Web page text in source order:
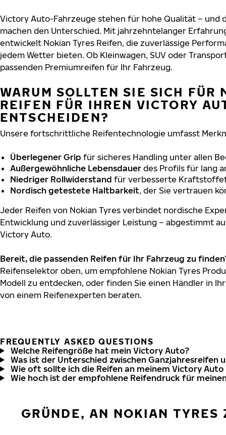
Victory Auto-Fahrzeuge stehen für hohe Qualität – und
machen den Unterschied. Mit jahrzehntelanger
entwickelt Nokian Tyres Reifen, die zuverlässige
jedem Wetter bieten. Ob Kleinwagen, SUV oder
passenden Premiumreifen für Ihr Fahrzeug.
WARUM SOLLTEN SIE SICH FÜR
REIFEN FÜR IHREN VICTORY
ENTSCHEIDEN?
Unsere fortschrittliche Reifentechnologie umfasst
Überlegener Grip für sicheres Handling unter allen
Außergewöhnliche Lebensdauer des Profils für lang
Niedriger Rollwiderstand für verbesserte
Nordisch getestete Haltbarkeit, der Sie vertrauen
Jeder Reifen von Nokian Tyres verbindet nordische
Entwicklung und zuverlässiger Leistung – abgestimmt
Victory Auto.
Bereit, die passenden Reifen für Ihr Fahrzeug zu
Reifenselektor oben, um empfohlene Nokian Tyres
Modell zu entdecken, oder finden Sie einen Händler in
von einem Reifenexperten beraten.
FREQUENTLY ASKED QUESTIONS
Welche Reifengröße hat mein Victory Auto?
Was ist der Unterschied zwischen Ganzjahresreifen
Wie oft sollte ich die Reifen an meinem Victory Auto
Wie hoch ist der empfohlene Reifendruck für
GRÜNDE, AN NOKIAN TYRES